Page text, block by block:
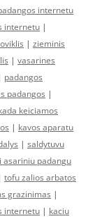
internetu
internetu |
| zieminis
| vasarines
padangos
padangos |
keiciamos
| kavos aparatu
| saldytuvu
asariniu padangu
tofu zalios arbatos
grazinimas |
internetu | kaciu